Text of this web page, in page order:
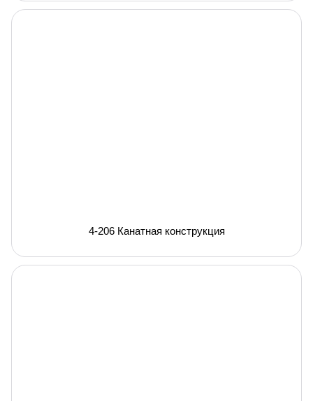
4-206 Канатная конструкция